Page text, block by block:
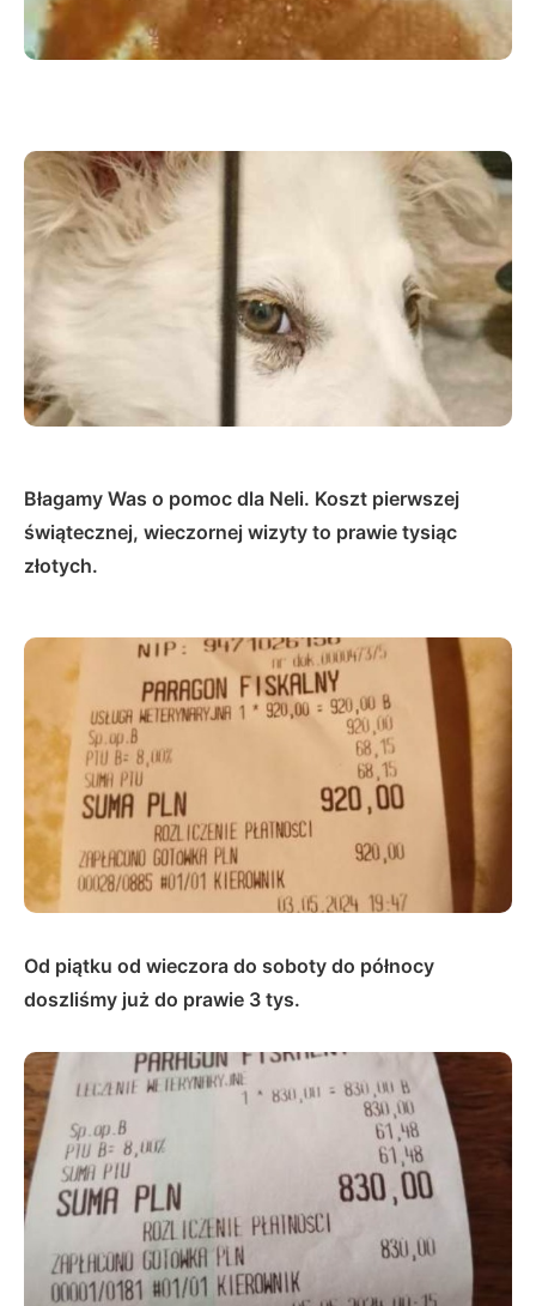
Błagamy Was o pomoc dla Neli. Koszt pierwszej
świątecznej, wieczornej wizyty to prawie tysiąc
złotych.
Od piątku od wieczora do soboty do północy
doszliśmy już do prawie 3 tys.